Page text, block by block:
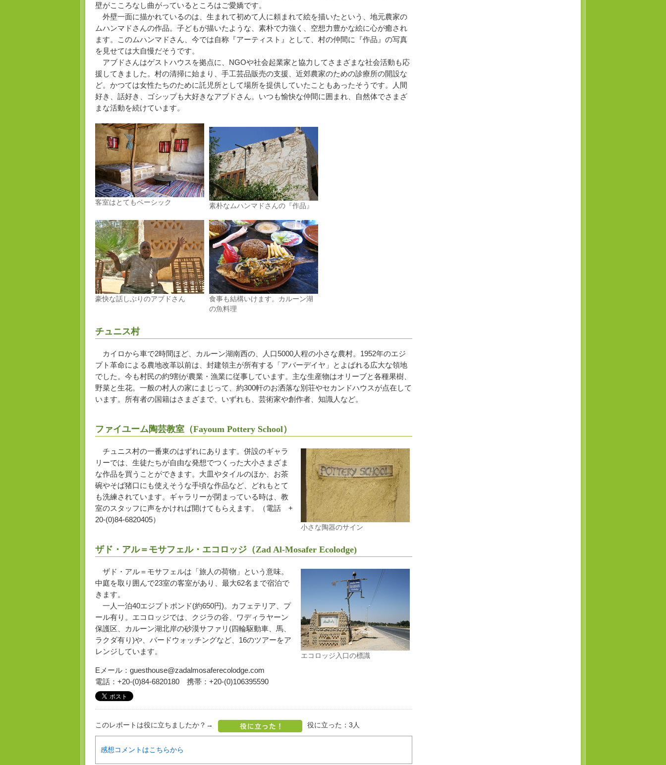
壁がこころなし曲がっているところはご愛嬌です。
外壁一面に描かれているのは、生まれて初めて人に頼まれて絵を描いたという、地元農家の
ムハンマドさんの作品。子どもが描いたような、素朴で力強く、空想力豊かな絵に心が癒され
ます。このムハンマドさん、今では自称『アーティスト』として、村の仲間に『作品』の写真
を見せては大自慢だそうです。
アブドさんはゲストハウスを拠点に、NGOや社会起業家と協力してさまざまな社会活動も応
援してきました。村の清掃に始まり、手工芸品販売の支援、近郊農家のための診療所の開設な
ど。かつては女性たちのために託児所として場所を提供していたこともあったそうです。人間
好き、話好き、ゴシップも大好きなアブドさん。いつも愉快な仲間に囲まれ、自然体でさまざ
まな活動を続けています。
客室はとてもベーシック 素朴なムハンマドさんの『作品』
豪快な話しぶりのアブドさん
食事も結構いけます。カルーン湖
の魚料理
チュニス村
カイロから車で2時間ほど、カルーン湖南西の、人口5000人程の小さな農村。1952年のエジ
プト革命による農地改革以前は、封建領主が所有する「アバーデイヤ」とよばれる広大な領地
でした。今も村民の約9割が農業・漁業に従事しています。主な生産物はオリーブと各種果樹、
野菜と生花。一般の村人の家にまじって、約300軒のお洒落な別荘やセカンドハウスが点在して
います。所有者の国籍はさまざまで、いずれも、芸術家や創作者、知識人など。
ファイユーム陶芸教室（Fayoum Pottery School）
小さな陶器のサイン
チュニス村の一番東のはずれにあります。併設のギャラ
リーでは、生徒たちが自由な発想でつくった大小さまざま
な作品を買うことができます。大皿やタイルのほか、お茶
碗やそば猪口にも使えそうな手頃な作品など、どれもとて
も洗練されています。ギャラリーが閉まっている時は、教
室のスタッフに声をかければ開けてもらえます。（電話 +
20-(0)84-6820405）
ザド・アル＝モサフェル・エコロッジ（Zad Al-Mosafer Ecolodge)
エコロッジ入口の標識
ザド・アル＝モサフェルは「旅人の荷物」という意味。
中庭を取り囲んで23室の客室があり、最大62名まで宿泊で
きます。
一人一泊40エジプトポンド(約650円)。カフェテリア、プ
ール有り。エコロッジでは、クジラの谷、ワディラヤーン
保護区、カルーン湖北岸の砂漠サファリ(四輪駆動車、馬、
ラクダ有り)や、バードウォッチングなど、16のツアーをア
レンジしています。
Eメール：guesthouse@zadalmosaferecolodge.com
電話：+20-(0)84-6820180 携帯：+20-(0)106395590
このレポートは役に立ちましたか？→ 役に立った： 3 人
感想コメントはこちらから